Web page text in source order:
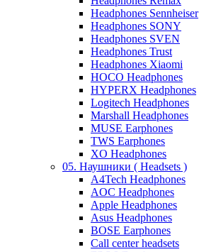
Headphones Sennheiser
Headphones SONY
Headphones SVEN
Headphones Trust
Headphones Xiaomi
HOCO Headphones
HYPERX Headphones
Logitech Headphones
Marshall Headphones
MUSE Earphones
TWS Earphones
XO Headphones
05. Наушники ( Headsets )
A4Tech Headphones
AOC Headphones
Apple Headphones
Asus Headphones
BOSE Earphones
Call center headsets